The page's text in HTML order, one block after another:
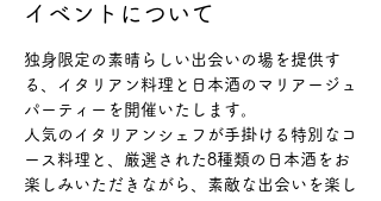
イベントについて
独身限定の素晴らしい出会いの場を提供す
る、イタリアン料理と日本酒のマリアージュ
パーティーを開催いたします。
人気のイタリアンシェフが手掛ける特別なコ
ース料理と、厳選された8種類の日本酒をお
楽しみいただきながら、素敵な出会いを楽し